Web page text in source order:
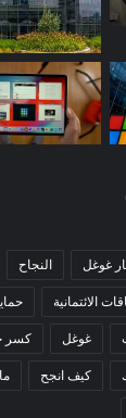
غوغل النجاح
الائتمانية
غوغل كسر
كيف انجح